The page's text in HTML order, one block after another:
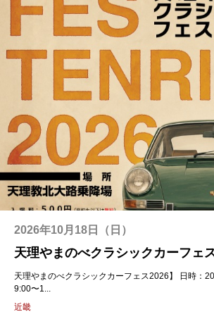
2026年10月18日（日）
天理やまのべクラシックカーフェ
天理やまのべクラシックカーフェス2026】 日時：2026年10月18日（日）
9:00〜1...
近畿